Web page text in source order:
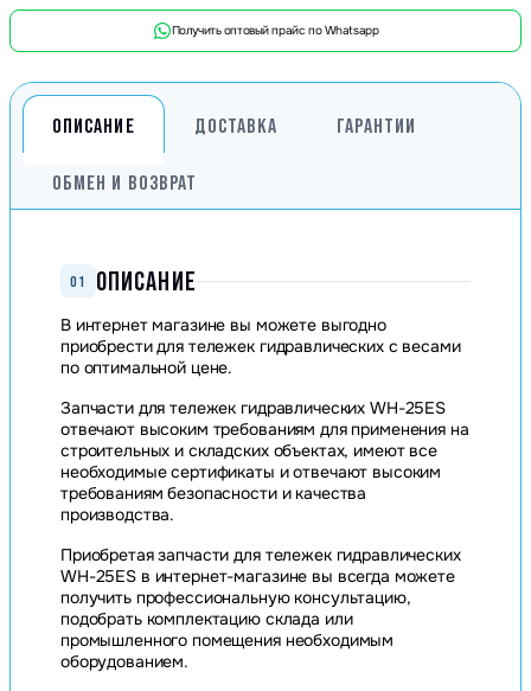
Получить оптовый прайс по Whatsapp
ОПИСАНИЕ ДОСТАВКА ГАРАНТИИ
ОБМЕН И ВОЗВРАТ
01 ОПИСАНИЕ
В интернет магазине вы можете выгодно
приобрести для тележек гидравлических с весами
по оптимальной цене.
Запчасти для тележек гидравлических WH-25ES
отвечают высоким требованиям для применения на
строительных и складских объектах, имеют все
необходимые сертификаты и отвечают высоким
требованиям безопасности и качества
производства.
Приобретая запчасти для тележек гидравлических
WH-25ES в интернет-магазине вы всегда можете
получить профессиональную консультацию,
подобрать комплектацию склада или
промышленного помещения необходимым
оборудованием.